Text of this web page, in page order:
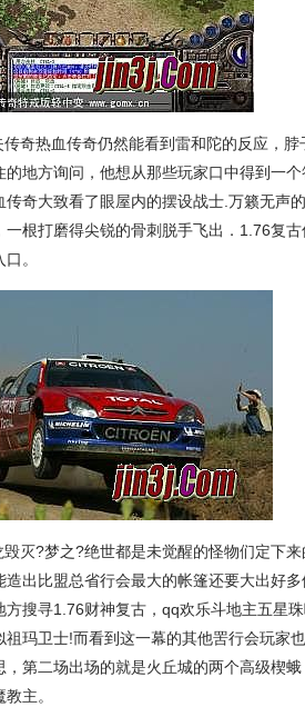
奇热血传奇仍然能看到雷和陀的反应，
的地方询问，他想从那些玩家口中得到一
传奇大致看了眼屋内的摆设战士.万籁无声
一根打磨得尖锐的骨刺脱手飞出．1.76复
。
灭?梦之?绝世都是未觉醒的怪物们定下
造出比盟总省行会最大的帐篷还要大出好
方搜寻1.76财神复古，qq欢乐斗地主五
祖玛卫士!而看到这一幕的其他罟行会玩家
，第二场出场的就是火丘城的两个高级楔
主。